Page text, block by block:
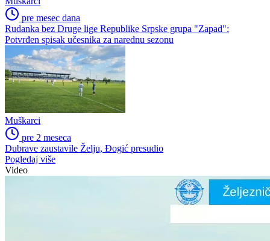
pre mesec dana
Rudanka bez Druge lige Republike Srpske grupa "Zapad":
Potvrđen spisak učesnika za narednu sezonu
Muškarci
pre 2 meseca
Dubrave zaustavile Želju, Đogić presudio
Pogledaj više
Video